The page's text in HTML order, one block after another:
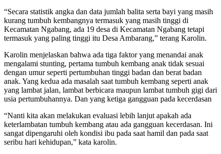
“Secara statistik angka dan data jumlah balita serta bayi yang masih
kurang tumbuh kembangnya termasuk yang masih tinggi di
Kecamatan Ngabang, ada 19 desa di Kecamatan Ngabang tetapi
termasuk yang paling tinggi itu Desa Ambarang,” terang Karolin.
Karolin menjelaskan bahwa ada tiga faktor yang menandai anak
mengalami stunting, pertama tumbuh kembang anak tidak sesuai
dengan umur seperti pertumbuhan tinggi badan dan berat badan
anak. Yang kedua ada masalah saat tumbuh kembang seperti anak
yang lambat jalan, lambat berbicara maupun lambat tumbuh gigi dari
usia pertumbuhannya. Dan yang ketiga gangguan pada kecerdasan
“Nanti kita akan melakukan evaluasi lebih lanjut apakah ada
keterlambatan tumbuh kembang atau ada gangguan kecerdasan. Ini
sangat dipengaruhi oleh kondisi ibu pada saat hamil dan pada saat
seribu hari kehidupan,” kata karolin.